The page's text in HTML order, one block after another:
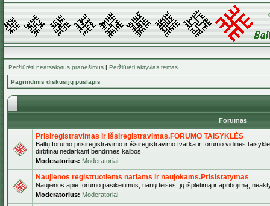
Peržiūrėti neatsakytus pranešimus | Peržiūrėti aktyvias temas
Pagrindinis diskusijų puslapis
Forumas
Prisiregistravimas ir išsiregistravimas.FORUMO TAISYKLĖS
Baltų forumo prisiregistravimo ir išsiregistravimo tvarka ir forumo vidinės
dirbtinai nedarkant bendrinės kalbos.
Moderatorius: Moderatoriai
Naujienos registruotiems nariams ir naujokams.Prisistatymas
Naujienos apie forumo pasikeitimus, narių teises, jų išplėtimą ir apribojimą,
Moderatorius: Moderatoriai